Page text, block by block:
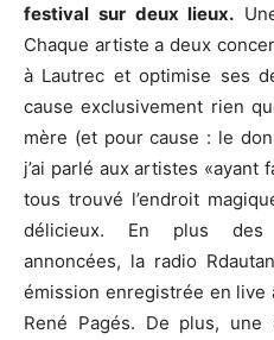
festival sur deux lieux.
Chaque artiste a deux
à Lautrec et optimise ses
cause exclusivement rien
mère (et pour cause : le don
j’ai parlé aux artistes
tous trouvé l’endroit
délicieux. En plus des
annoncées, la radio
émission enregistrée en live
René Pagés. De plus,